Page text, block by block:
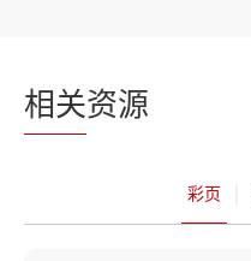
相关资源
彩页